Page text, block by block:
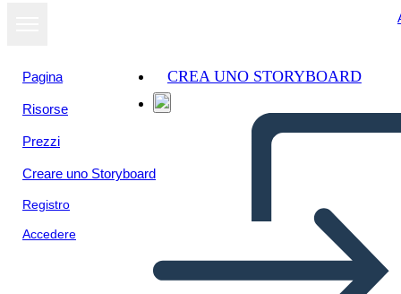
Pagina
Risorse
Prezzi
Creare uno Storyboard
Registro
Accedere
CREA UNO STORYBOARD